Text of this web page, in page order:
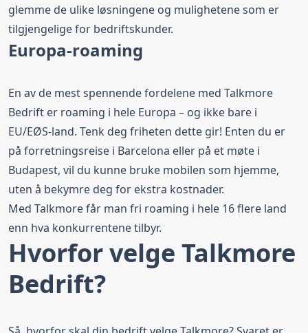
Talkmore Bedrift Ubegrenset
Maksimal+
Fri data Maks hastighet
Fri tale
EU/EØS Roaming
Datakontroll
Sikkerhetsfilteret Nettvern
Svindel- og Nummervarsel
Fri data (ubegrenset data)
Bestill fra 629,00 kr / mnd
glemme de ulike løsningene og mulighetene som er
tilgjengelige for bedriftskunder.
Europa-roaming
En av de mest spennende fordelene med Talkmore
Bedrift er roaming i hele Europa – og ikke bare i
EU/EØS-land. Tenk deg friheten dette gir! Enten du er
på forretningsreise i Barcelona eller på et møte i
Budapest, vil du kunne bruke mobilen som hjemme,
uten å bekymre deg for ekstra kostnader.
Med Talkmore får man fri roaming i hele 16 flere land
enn hva konkurrentene tilbyr.
Hvorfor velge Talkmore
Bedrift?